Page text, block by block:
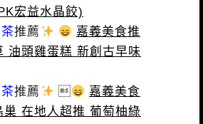
宏益水晶餃)
推薦
嘉義美食推
油頭雞蛋糕 新創古早味
推薦 
嘉義美食
巢 在地人超推 葡萄柚綠